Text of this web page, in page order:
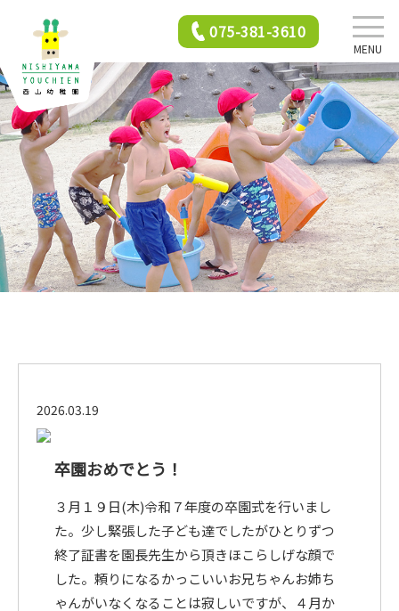
075-381-3610
MENU
西山幼稚園について
園での生活
年間行事
園の概要
アクセス
2026.03.19
卒園おめでとう！
３月１９日(木)令和７年度の卒園式を行いまし
た。少し緊張した子ども達でしたがひとりずつ
終了証書を園長先生から頂きほこらしげな顔で
した。頼りになるかっこいいお兄ちゃんお姉ち
ゃんがいなくなることは寂しいですが、４月か